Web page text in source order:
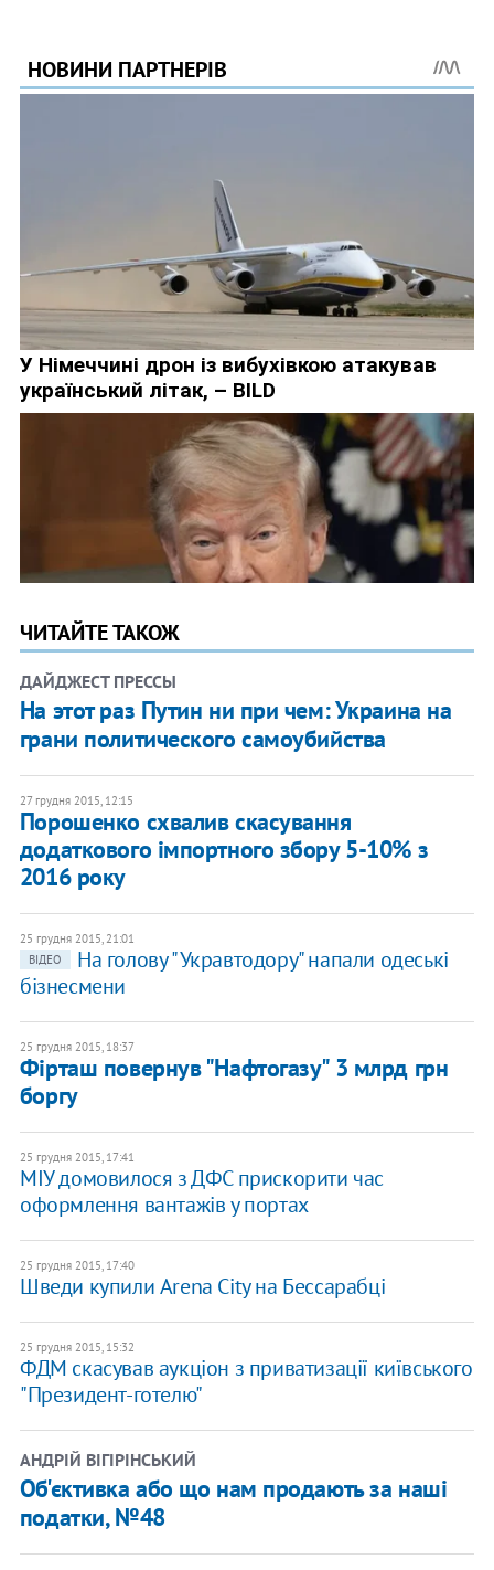
ЧИТАЙТЕ ТАКОЖ
ДАЙДЖЕСТ ПРЕССЫ
На этот раз Путин ни при чем: Украина на
грани политического самоубийства
27 грудня 2015, 12:15
Порошенко схвалив скасування
додаткового імпортного збору 5-10% з
2016 року
25 грудня 2015, 21:01
ВІДЕО
На голову "Укравтодору" напали одеські
бізнесмени
25 грудня 2015, 18:37
Фірташ повернув "Нафтогазу" 3 млрд грн
боргу
25 грудня 2015, 17:41
МІУ домовилося з ДФС прискорити час
оформлення вантажів у портах
25 грудня 2015, 17:40
Шведи купили Arena City на Бессарабці
25 грудня 2015, 15:32
ФДМ скасував аукціон з приватизації київського
"Президент-готелю"
АНДРІЙ ВІГІРІНСЬКИЙ
Об'єктивка або що нам продають за наші
податки, №48